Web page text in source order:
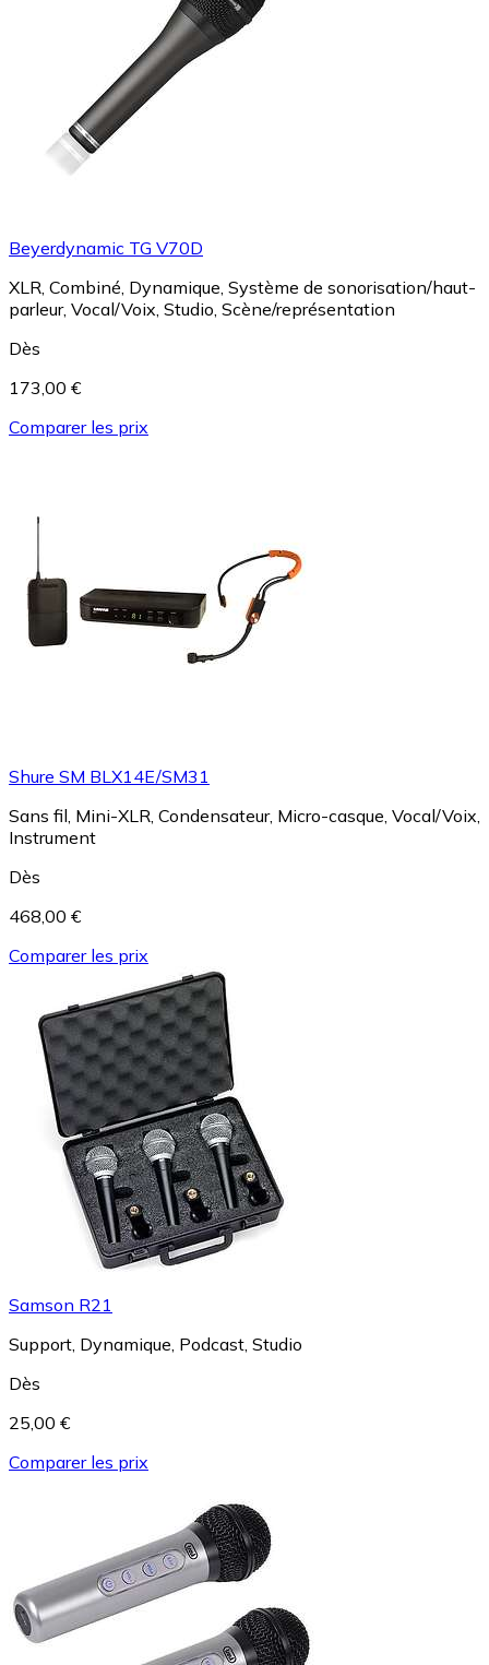
Beyerdynamic TG V70D
XLR, Combiné, Dynamique, Système de sonorisation/haut-
parleur, Vocal/Voix, Studio, Scène/représentation
Dès
173,00 €
Comparer les prix
Shure SM BLX14E/SM31
Sans fil, Mini-XLR, Condensateur, Micro-casque, Vocal/Voix,
Instrument
Dès
468,00 €
Comparer les prix
Samson R21
Support, Dynamique, Podcast, Studio
Dès
25,00 €
Comparer les prix